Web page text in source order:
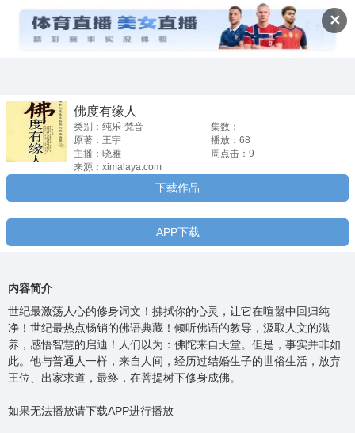
✕
佛度有缘人 
佛度有缘人
类别：纯乐·梵音
集数：
原著：王宇
播放：68
主播：晓雅
周点击：9
来源：ximalaya.com
下载作品
APP下载
内容简介
世纪最激荡人心的修身词文！拂拭你的心灵，让它在喧嚣中回归纯
净！世纪最热点畅销的佛语典藏！倾听佛语的教导，汲取人文的滋
养，感悟智慧的启迪！人们以为：佛陀来自天堂。但是，事实并非如
此。他与普通人一样，来自人间，经历过结婚生子的世俗生活，放弃
王位、出家求道，最终，在菩提树下修身成佛。
如果无法播放请下载APP进行播放